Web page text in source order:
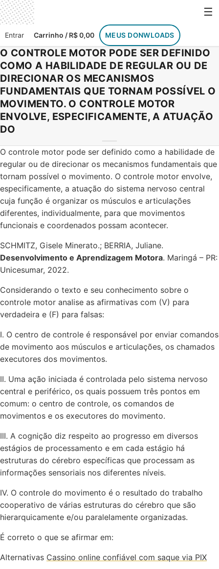
☰
Entrar Carrinho / R$ 0,00 MEUS DONWLOADS
O CONTROLE MOTOR PODE SER DEFINIDO
COMO A HABILIDADE DE REGULAR OU DE
DIRECIONAR OS MECANISMOS
FUNDAMENTAIS QUE TORNAM POSSÍVEL O
MOVIMENTO. O CONTROLE MOTOR
ENVOLVE, ESPECIFICAMENTE, A ATUAÇÃO
DO
O controle motor pode ser definido como a habilidade de
regular ou de direcionar os mecanismos fundamentais que
tornam possível o movimento. O controle motor envolve,
especificamente, a atuação do sistema nervoso central
cuja função é organizar os músculos e articulações
diferentes, individualmente, para que movimentos
funcionais e coordenados possam acontecer.
SCHMITZ, Gisele Minerato.; BERRIA, Juliane.
Desenvolvimento e Aprendizagem Motora. Maringá – PR:
Unicesumar, 2022.
Considerando o texto e seu conhecimento sobre o
controle motor analise as afirmativas com (V) para
verdadeira e (F) para falsas:
I. O centro de controle é responsável por enviar comandos
de movimento aos músculos e articulações, os chamados
executores dos movimentos.
II. Uma ação iniciada é controlada pelo sistema nervoso
central e periférico, os quais possuem três pontos em
comum: o centro de controle, os comandos de
movimentos e os executores do movimento.
III. A cognição diz respeito ao progresso em diversos
estágios de processamento e em cada estágio há
estruturas do cérebro específicas que processam as
informações sensoriais nos diferentes níveis.
IV. O controle do movimento é o resultado do trabalho
cooperativo de várias estruturas do cérebro que são
hierarquicamente e/ou paralelamente organizadas.
É correto o que se afirmar em:
Alternativas Cassino online confiável com saque via PIX